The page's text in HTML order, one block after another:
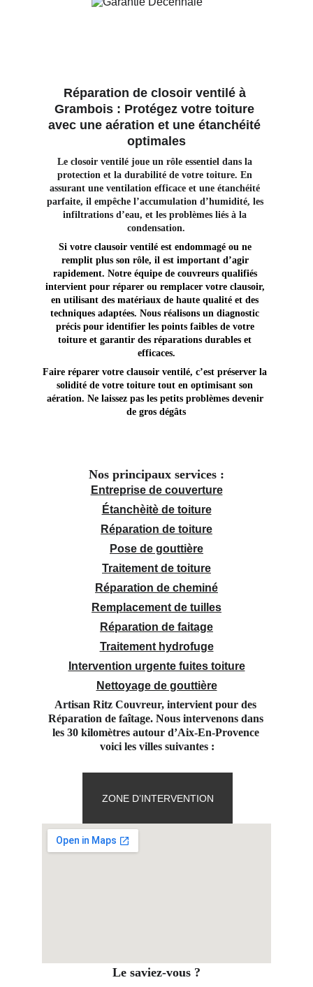
Réparation de closoir ventilé à
Grambois : Protégez votre toiture
avec une aération et une étanchéité
optimales
Le closoir ventilé joue un rôle essentiel dans la
protection et la durabilité de votre toiture. En
assurant une ventilation efficace et une étanchéité
parfaite, il empêche l’accumulation d’humidité, les
infiltrations d’eau, et les problèmes liés à la
condensation.
Si votre clausoir ventilé est endommagé ou ne
remplit plus son rôle, il est important d’agir
rapidement. Notre équipe de couvreurs qualifiés
intervient pour réparer ou remplacer votre clausoir,
en utilisant des matériaux de haute qualité et des
techniques adaptées. Nous réalisons un diagnostic
précis pour identifier les points faibles de votre
toiture et garantir des réparations durables et
efficaces.
Faire réparer votre clausoir ventilé, c’est préserver la
solidité de votre toiture tout en optimisant son
aération. Ne laissez pas les petits problèmes devenir
de gros dégâts
Nos principaux services :
Entreprise de couverture
Étanchèitè de toiture
Réparation de toiture
Pose de gouttière
Traitement de toiture
Réparation de cheminé
Remplacement de tuilles
Réparation de faitage
Traitement hydrofuge
Intervention urgente fuites toiture
Nettoyage de gouttière
Artisan Ritz Couvreur, intervient pour des
Réparation de faîtage. Nous intervenons dans
les 30 kilomètres autour d’Aix-En-Provence
voici les villes suivantes :
ZONE D’INTERVENTION
Le saviez-vous ?